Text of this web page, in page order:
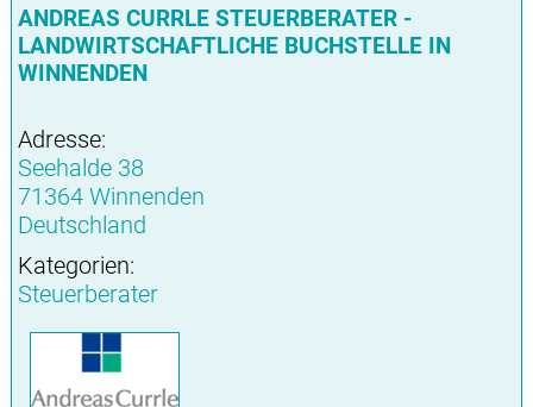
ANDREAS CURRLE STEUERBERATER -
LANDWIRTSCHAFTLICHE BUCHSTELLE IN
WINNENDEN
Adresse:
Seehalde 38
71364 Winnenden
Deutschland
Kategorien:
Steuerberater